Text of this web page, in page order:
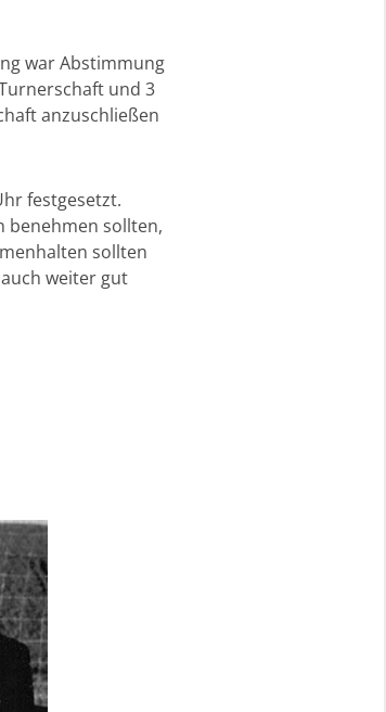
war Abstimmung
und 3
anzuschließen
festgesetzt.
benehmen sollten,
sollten
weiter gut